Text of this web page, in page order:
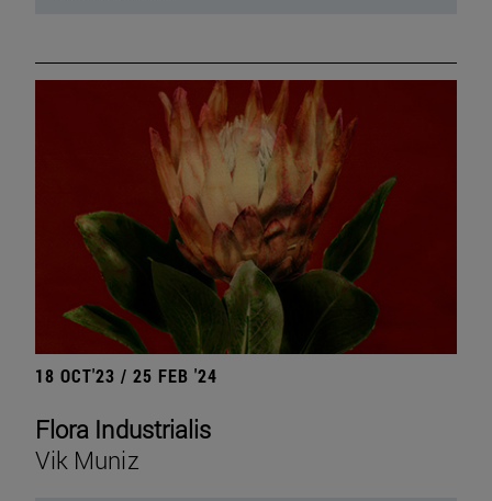
18 OCT'23 / 25 FEB '24
Flora Industrialis
Vik Muniz